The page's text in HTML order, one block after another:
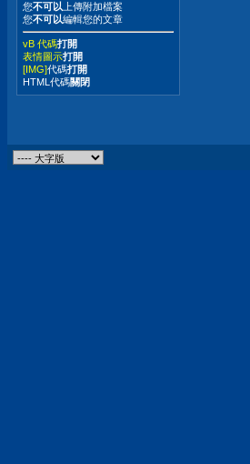
您不可以 上傳附加檔案
您不可以編輯您的文章
vB 代碼打開
表情圖示打開
[IMG]代碼打開
HTML代碼關閉